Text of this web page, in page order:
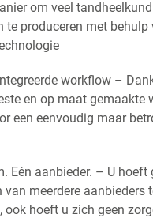
om veel
te produceren met behulp
workflow –
en op maat gemaakte
een eenvoudig maar
Eén aanbieder. – U hoeft
meerdere aanbieders
ook hoeft u zich geen